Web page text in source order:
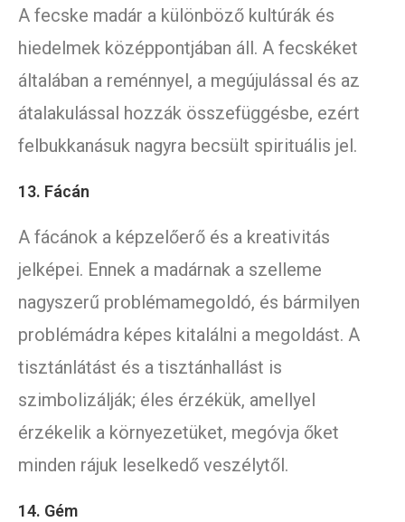
A fecske madár a különböző kultúrák és
hiedelmek középpontjában áll. A fecskéket
általában a reménnyel, a megújulással és az
átalakulással hozzák összefüggésbe, ezért
felbukkanásuk nagyra becsült spirituális jel.
13. Fácán
A fácánok a képzelőerő és a kreativitás
jelképei. Ennek a madárnak a szelleme
nagyszerű problémamegoldó, és bármilyen
problémádra képes kitalálni a megoldást. A
tisztánlátást és a tisztánhallást is
szimbolizálják; éles érzékük, amellyel
érzékelik a környezetüket, megóvja őket
minden rájuk leselkedő veszélytől.
14. Gém